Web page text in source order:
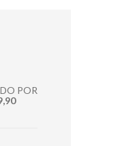
POR